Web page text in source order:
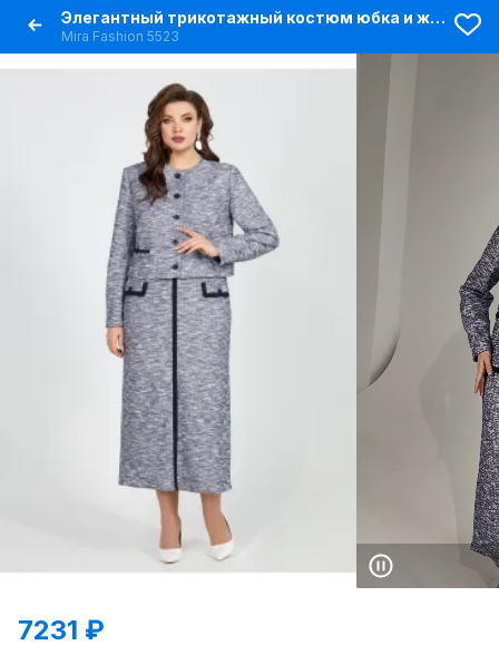
Элегантный трикотажный костюм юбка и жакет меланжевый стиль
Mira Fashion 5523
7231 ₽